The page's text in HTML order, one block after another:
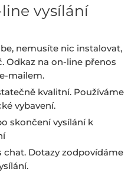
vysílání
nemusíte nic instalovat,
Odkaz na on-line přenos
mailem.
kvalitní. Používáme
vybavení.
skončení vysílání k
chat. Dotazy zodpovídáme